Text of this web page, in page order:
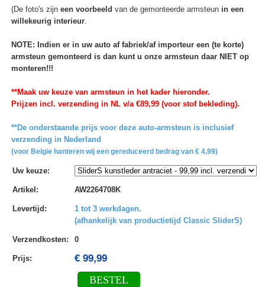
(De foto's zijn een voorbeeld van de gemonteerde armsteun in een
willekeurig interieur.
NOTE: Indien er in uw auto af fabriek/af importeur een (te korte)
armsteun gemonteerd is dan kunt u onze armsteun daar NIET op
monteren!!!
**Maak uw keuze van armsteun in het kader hieronder.
Prijzen incl. verzending in NL v/a €89,99 (voor stof bekleding).
**De onderstaande prijs voor deze auto-armsteun is inclusief
verzending in Nederland
(voor Belgie hanteren wij een gereduceerd bedrag van € 4,99)
Uw keuze:
Artikel : AW2264708K
Levertijd :
1 tot 3 werkdagen.
(afhankelijk van productietijd Classic SliderS)
Verzendkosten: 0
Prijs: € 99,99
BESTEL